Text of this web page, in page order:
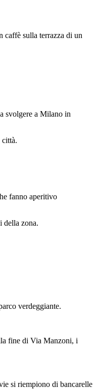
caffè sulla terrazza di un
svolgere a Milano in
fanno aperitivo
della zona.
verdeggiante.
fine di Via Manzoni, i
si riempiono di bancarelle